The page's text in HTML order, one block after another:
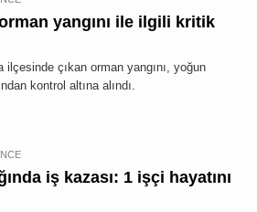
yangını ile ilgili kritik
ilçesinde çıkan orman yangını, yoğun
kontrol altına alındı.
iş kazası: 1 işçi hayatını